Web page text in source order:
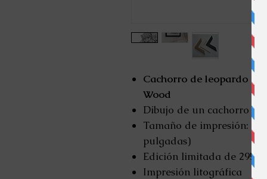
Cachorro de leopardo de
Wood
Dibujo de un cachorro de
Tamaño de impresión: 34
pulgadas)
Edición limitada de 295
Impresión litográfica